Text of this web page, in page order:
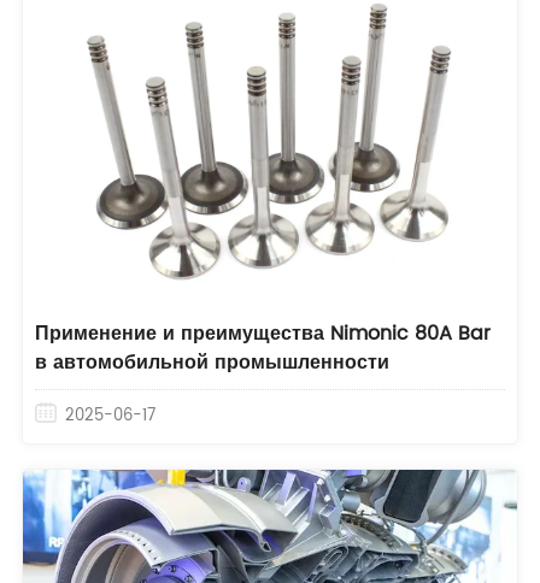
Применение и преимущества Nimonic 80A Bar
в автомобильной промышленности
2025-06-17